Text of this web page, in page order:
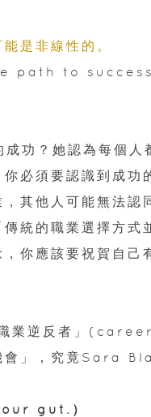
是非線性的。
path to
？她認為每個人
你必須要認識到成
其他人可能無法
統的職業選擇方式
你應該要祝賀自
業逆反者」
會」，究竟Sara
gut.）